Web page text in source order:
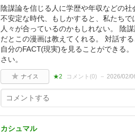
陰謀論を信じる人に学歴や年収などの
不安定な時代、もしかすると、私たち
人々が合っているのかもしれない。 陰
だとこの漫画は教えてくれる。 対話す
自分のFACT(現実)を見ることができる
さい。
ナイス ★2 コメント(0) 2026/02/
カシュマル